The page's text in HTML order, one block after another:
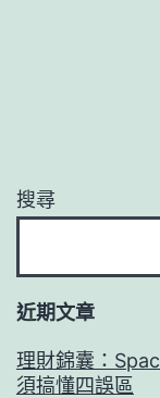
搜尋
近期文章
理財錦囊：
須搞懂四誤區